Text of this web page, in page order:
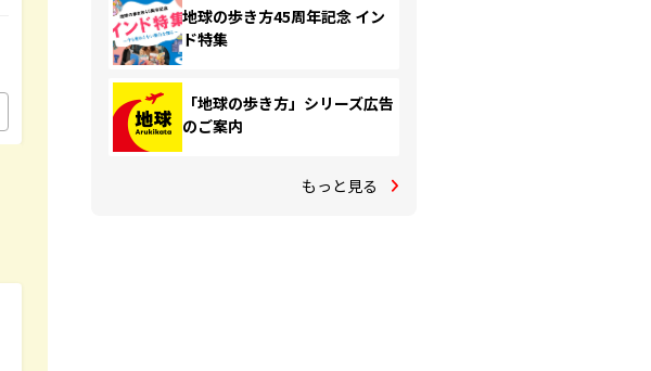
地球の歩き方45周年記念 イン
ド特集
「地球の歩き方」シリーズ広告
のご案内
もっと見る